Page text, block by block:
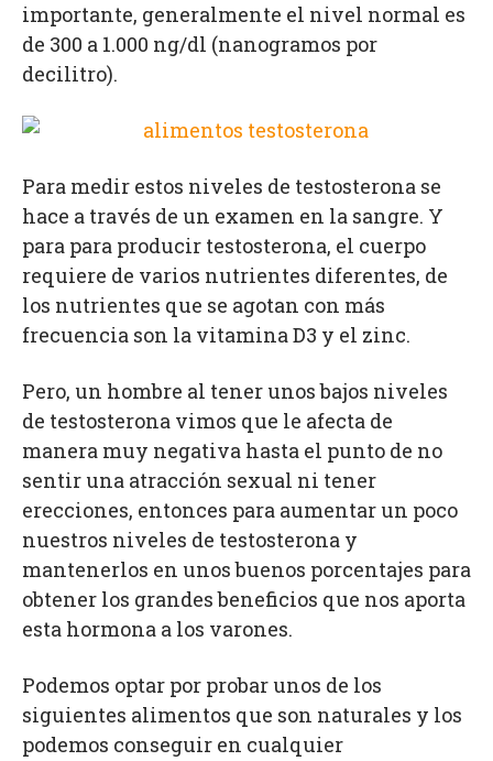
importante, generalmente el nivel normal es
de 300 a 1.000 ng/dl (nanogramos por
decilitro).
Para medir estos niveles de testosterona se
hace a través de un examen en la sangre. Y
para para producir testosterona, el cuerpo
requiere de varios nutrientes diferentes, de
los nutrientes que se agotan con más
frecuencia son la vitamina D3 y el zinc.
Pero, un hombre al tener unos bajos niveles
de testosterona vimos que le afecta de
manera muy negativa hasta el punto de no
sentir una atracción sexual ni tener
erecciones, entonces para aumentar un poco
nuestros niveles de testosterona y
mantenerlos en unos buenos porcentajes para
obtener los grandes beneficios que nos aporta
esta hormona a los varones.
Podemos optar por probar unos de los
siguientes alimentos que son naturales y los
podemos conseguir en cualquier